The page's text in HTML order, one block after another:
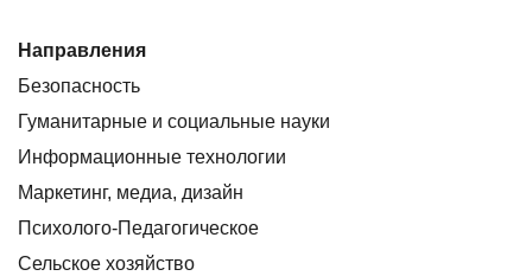
Направления
Безопасность
Гуманитарные и социальные науки
Информационные технологии
Маркетинг, медиа, дизайн
Психолого-Педагогическое
Сельское хозяйство